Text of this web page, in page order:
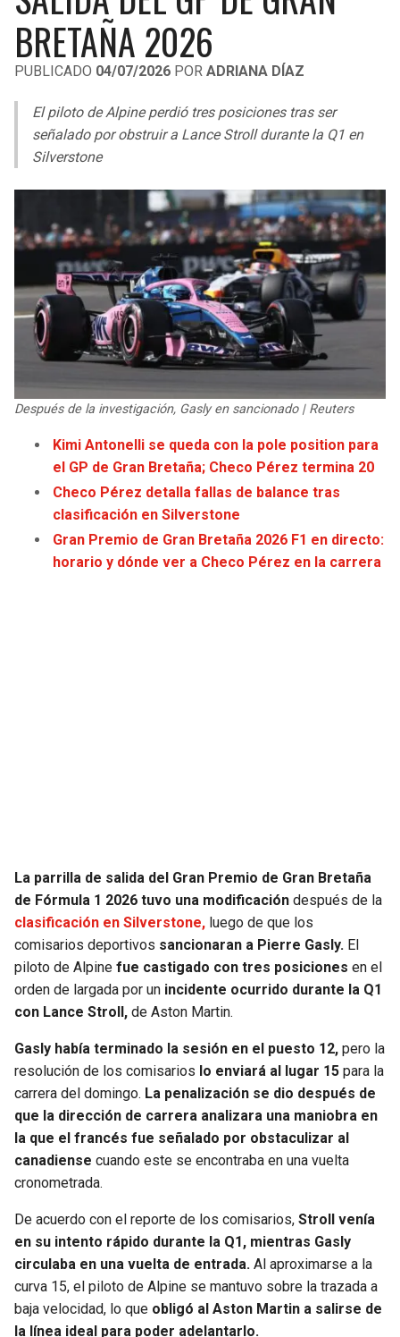
LIGA DE EXPANSIÓN MX
LEAGUES CUP
UEFA EUROPA LEAGUE
UEFA CONFERENCE LEAGUE
COPA LIBERTADORES
COPA SUDAMERICANA
OTRAS LIGAS
RAIDERS
RAVENS
BROWNS
STEELERS
TEXANS
JAGUARS
TITANS
COWBOYS
GIANTS
BEARS
LIONS
PACKERS
VIKINGS
FALCONS
PANTHERS
SAINTS
CAVALIERS
PACERS
HAWKS
HORNETS
HEAT
WIZARDS
WARRIORS
CLIPPERS
LAKERS
SPURS
NUGGETS
TIMBERWOLVES
THUNDER
TRAIL BLAZERS
JAZZ
BRETAÑA 2026
PUBLICADO 04/07/2026 POR ADRIANA DÍAZ
El piloto de Alpine perdió tres posiciones tras ser
señalado por obstruir a Lance Stroll durante la Q1 en
Silverstone
Después de la investigación, Gasly en sancionado | Reuters
Kimi Antonelli se queda con la pole position para
el GP de Gran Bretaña; Checo Pérez termina 20
Checo Pérez detalla fallas de balance tras
clasificación en Silverstone
Gran Premio de Gran Bretaña 2026 F1 en directo:
horario y dónde ver a Checo Pérez en la carrera
La parrilla de salida del Gran Premio de Gran Bretaña
de Fórmula 1 2026 tuvo una modificación después de la
clasificación en Silverstone, luego de que los
comisarios deportivos sancionaran a Pierre Gasly. El
piloto de Alpine fue castigado con tres posiciones en el
orden de largada por un incidente ocurrido durante la Q1
con Lance Stroll, de Aston Martin.
Gasly había terminado la sesión en el puesto 12, pero la
resolución de los comisarios lo enviará al lugar 15 para la
carrera del domingo. La penalización se dio después de
que la dirección de carrera analizara una maniobra en
la que el francés fue señalado por obstaculizar al
canadiense cuando este se encontraba en una vuelta
cronometrada.
De acuerdo con el reporte de los comisarios, Stroll venía
en su intento rápido durante la Q1, mientras Gasly
circulaba en una vuelta de entrada. Al aproximarse a la
curva 15, el piloto de Alpine se mantuvo sobre la trazada a
baja velocidad, lo que obligó al Aston Martin a salirse de
la línea ideal para poder adelantarlo.